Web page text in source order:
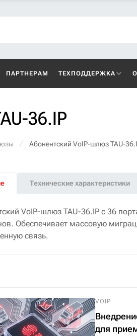
ПАРТНЕРАМ ТЕХПОДДЕРЖКА
36.IP
Абонентский VoIP-шлюз TAU-
Технические характеристики
VoIP-шлюз TAU-36.IP с 36
Обеспечивает массовую
связь.
VOIP
для